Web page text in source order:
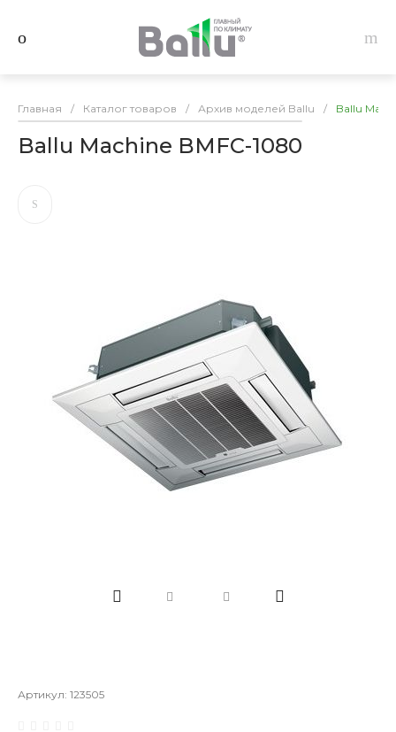
Главная / Каталог товаров / Архив моделей Ballu / Ballu
Ballu Machine BMFC-1080
Артикул: 123505